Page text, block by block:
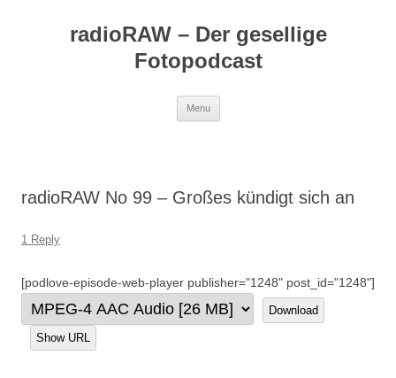
radioRAW – Der gesellige
Fotopodcast
Menu
radioRAW No 99 – Großes kündigt sich an
1 Reply
[podlove-episode-web-player publisher="1248" post_id="1248"]
Download
Show URL